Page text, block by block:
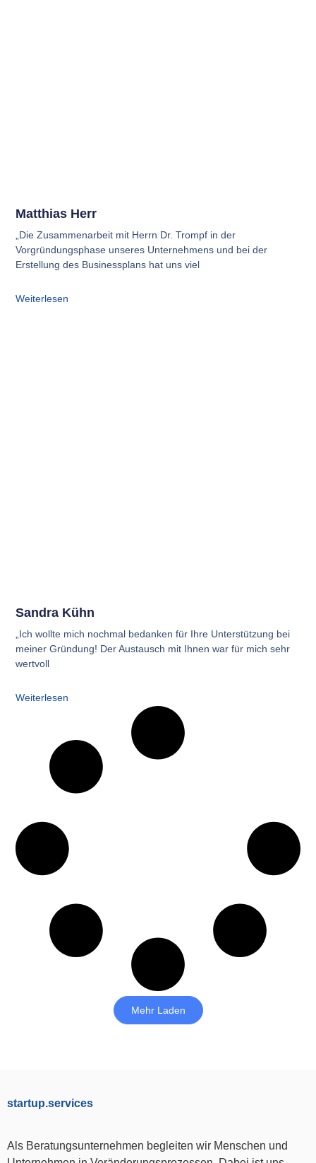
Matthias Herr
„Die Zusammenarbeit mit Herrn Dr. Trompf in der
Vorgründungsphase unseres Unternehmens und bei der
Erstellung des Businessplans hat uns viel
Weiterlesen
Sandra Kühn
„Ich wollte mich nochmal bedanken für Ihre Unterstützung bei
meiner Gründung! Der Austausch mit Ihnen war für mich sehr
wertvoll
Weiterlesen
Mehr Laden
startup.services
Als Beratungsunternehmen begleiten wir Menschen und